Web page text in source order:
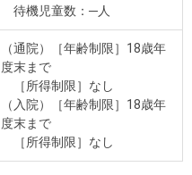
待機児童数：─人
（通院）［年齢制限］18歳年
度末まで
［所得制限］なし
（入院）［年齢制限］18歳年
度末まで
［所得制限］なし